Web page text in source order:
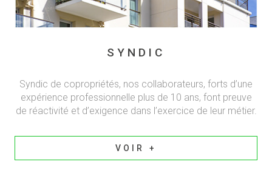
SYNDIC
Syndic de copropriétés, nos collaborateurs, forts d’une
expérience professionnelle plus de 10 ans, font preuve
de réactivité et d’exigence dans l’exercice de leur métier.
VOIR +